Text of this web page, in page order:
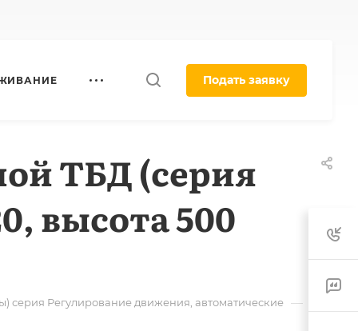
Подать заявку
ТБД (серия
высота 500
Регулирование движения, автоматические —